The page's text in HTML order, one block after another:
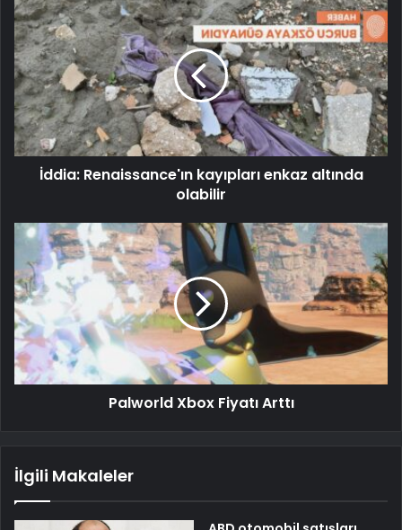
İddia: Renaissance'ın kayıpları enkaz altında
olabilir
Palworld Xbox Fiyatı Arttı
İlgili Makaleler